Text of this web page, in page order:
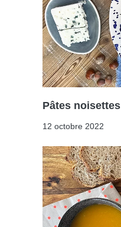
Pâtes
12 octobre 2022